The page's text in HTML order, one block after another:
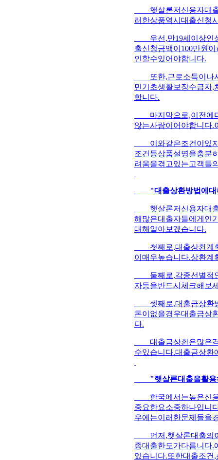
햇살론저신용자대출
러한상품역시대출신청
우선,만19세이상인성
출신청금액이100만원
인할수있어야합니다.
또한,근로소득이나사
민기초생활보장수급자,
합니다.
마지막으로,이전에다
않는사람이어야합니다.
이와같은조건이있지
조건등상품설명을충분
려움을겪고있는고객들
"대출상환방법에대
햇살론저신용자대출
해많은대출자들에게인
대해알아보겠습니다.
첫째로,대출상환계획
이매우높습니다.상환계
둘째로,각종선별적인
자등을반드시체크해보
셋째로,대출금상환방
돈이없을경우대출금상
다.
대출금상환은많은걱
수있습니다.대출금상환
"햇살론대출을활
한국에서는높은신용
중요한요소중하나입니
우에는이러한문제들을
먼저,햇살론대출의이
종대출한도가다릅니다.
있습니다.또한대출조건